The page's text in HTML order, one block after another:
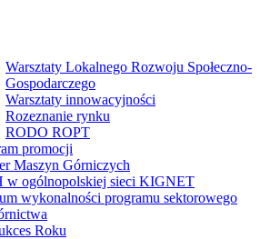
Warsztaty Lokalnego Rozwoju Społeczno-
Gospodarczego
Warsztaty innowacyjności
Rozeznanie rynku
RODO ROPT
promocji
Maszyn Górniczych
w ogólnopolskiej sieci KIGNET
wykonalności programu sektorowego
Roku